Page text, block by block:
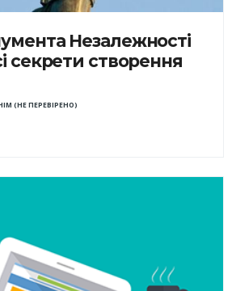
Незалежності
секрети створення
(НЕ ПЕРЕВІРЕНО)